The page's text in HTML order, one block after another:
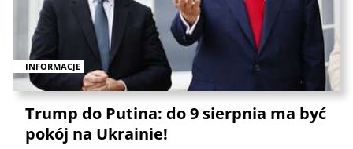
INFORMACJE
Trump do Putina: do 9 sierpnia ma być
pokój na Ukrainie!